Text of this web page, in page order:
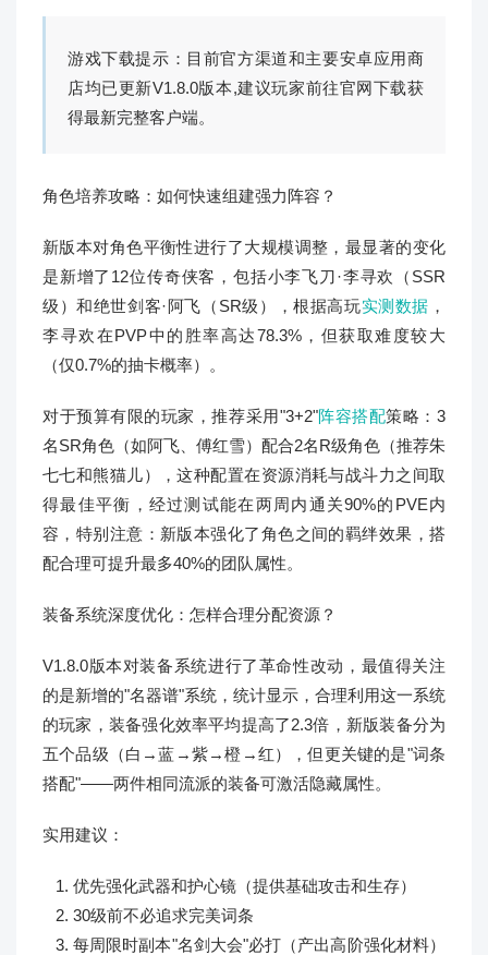
游戏下载提示：目前官方渠道和主要安卓应用商
店均已更新V1.8.0版本,建议玩家前往官网下载获
得最新完整客户端。
角色培养攻略：如何快速组建强力阵容？
新版本对角色平衡性进行了大规模调整，最显著的变化
是新增了12位传奇侠客，包括小李飞刀·李寻欢（SSR
级）和绝世剑客·阿飞（SR级），根据高玩实测数据 ，
李寻欢在PVP中的胜率高达78.3%，但获取难度较大
（仅0.7%的抽卡概率）。
对于预算有限的玩家，推荐采用"3+2"阵容搭配策略：3
名SR角色（如阿飞、傅红雪）配合2名R级角色（推荐朱
七七和熊猫儿），这种配置在资源消耗与战斗力之间取
得最佳平衡，经过测试能在两周内通关90%的PVE内
容，特别注意：新版本强化了角色之间的羁绊效果，搭
配合理可提升最多40%的团队属性。
装备系统深度优化：怎样合理分配资源？
V1.8.0版本对装备系统进行了革命性改动，最值得关注
的是新增的"名器谱"系统，统计显示，合理利用这一系统
的玩家，装备强化效率平均提高了2.3倍，新版装备分为
五个品级（白→蓝→紫→橙→红），但更关键的是"词条
搭配"——两件相同流派的装备可激活隐藏属性。
实用建议：
优先强化武器和护心镜（提供基础攻击和生存）
30级前不必追求完美词条
每周限时副本"名剑大会"必打（产出高阶强化材料）